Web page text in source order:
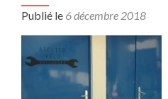
Publié le 6 décembre 2018